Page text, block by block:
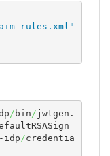
rules.xml"
/ bin /jwtgen.
idp /credentia